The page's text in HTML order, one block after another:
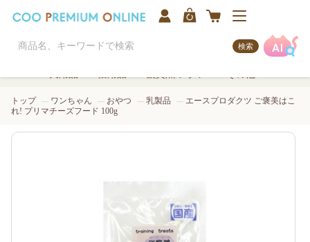
検索
トップ ワンちゃん おやつ 乳製品
エースプロダクツ ご褒美はこ
れ! プリマチーズフード 100g